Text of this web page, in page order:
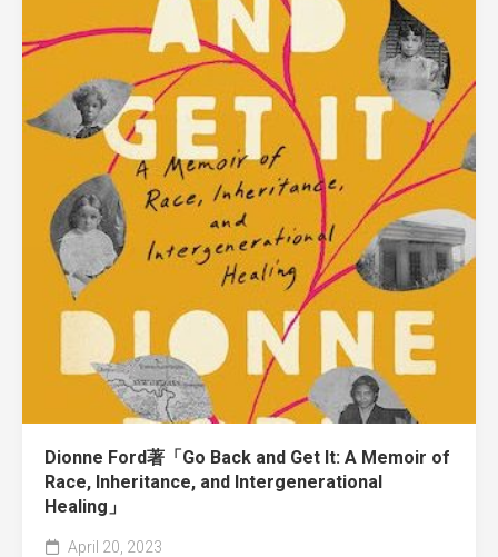
Dionne Ford著「Go Back and Get It: A Memoir of
Race, Inheritance, and Intergenerational
Healing」
April 20, 2023